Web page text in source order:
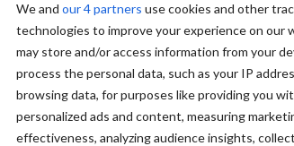
We and our 4 partners use cookies and other
technologies to improve your experience on our
may store and/or access information from your
process the personal data, such as your IP
browsing data, for purposes like providing you
personalized ads and content, measuring
effectiveness, analyzing audience insights,